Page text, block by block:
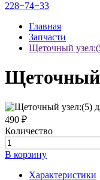
228−74−33
Главная
Запчасти
Щеточный
Щеточный
490 ₽
Количество
В корзину
Характеристики